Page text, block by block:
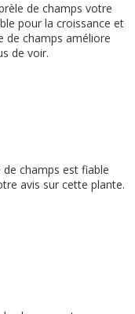
de champs votre
pour la croissance et
de champs améliore
de voir.
de champs est fiable
avis sur cette plante.